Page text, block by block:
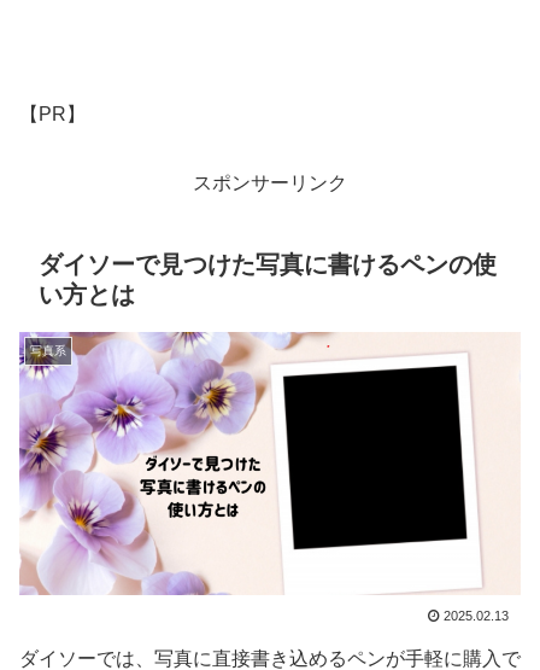
【PR】
スポンサーリンク
ダイソーで見つけた写真に書けるペンの使
い方とは
写真系
2025.02.13
ダイソーでは、写真に直接書き込めるペンが手軽に購入で